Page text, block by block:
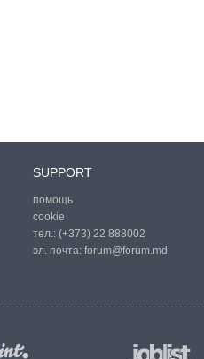
SUPPORT
помощь
cookie
тел.: (+373) 22 888002
эл. почта: forum@forum.md